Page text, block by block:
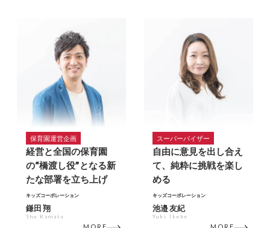
保育園運営企画
経営と全国の保育園
の“橋渡し役”となる新
たな部署を立ち上げ
キッズコーポレーション
鎌田 翔
Sho Kamata
MORE
スーパーバイザー
自由に意見を出し合え
て、純粋に挑戦を楽し
める
キッズコーポレーション
池邉 友紀
Yuki Ikebe
MORE